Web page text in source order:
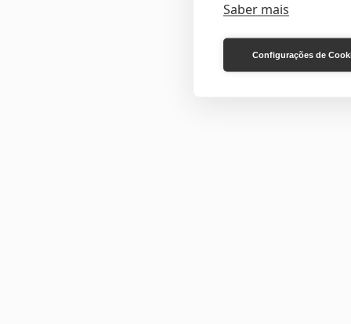
Saber mais
Configurações de